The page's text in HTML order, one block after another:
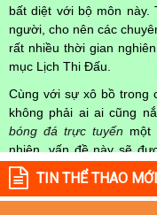
bất diệt với bộ môn
người, cho nên các
rất nhiều thời gian
mục Lịch Thi Đấu.
Cùng với sự xô bồ trong
không phải ai ai cũng
bóng đá trực tuyến một
nhiên, vấn đề này sẽ
truy cập vào chuyên mục
mọi người hoàn toàn
đấu bóng đá Việt Nam
TIN THỂ THAO